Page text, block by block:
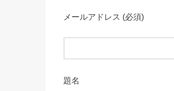
メールアドレス (必須)
題名